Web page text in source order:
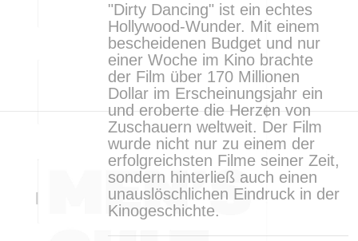
"Dirty Dancing" ist ein echtes
Hollywood-Wunder. Mit einem
bescheidenen Budget und nur
einer Woche im Kino brachte
der Film über 170 Millionen
Dollar im Erscheinungsjahr ein
und eroberte die Herzen von
Zuschauern weltweit. Der Film
wurde nicht nur zu einem der
erfolgreichsten Filme seiner Zeit,
sondern hinterließ auch einen
unauslöschlichen Eindruck in der
Kinogeschichte.